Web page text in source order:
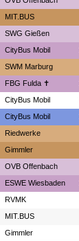
MIT.BUS
SWG Gießen
CityBus Mobil
SWM Marburg
FBG Fulda ✝
CityBus Mobil
CityBus Mobil
Riedwerke
Gimmler
OVB Offenbach
ESWE Wiesbaden
RVMK
MIT.BUS
Gimmler